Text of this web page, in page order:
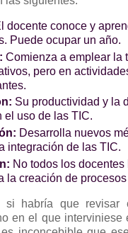
docente conoce y
Puede ocupar un año.
Comienza a emplear la
pero en
Su productividad y la
el uso de las TIC.
Desarrolla nuevos
integración de las TIC.
No todos los
la creación de
si habría que revisar
en el que interviniese